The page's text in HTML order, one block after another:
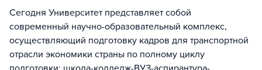
Сегодня Университет представляет собой
современный научно-образовательный комплекс,
осуществляющий подготовку кадров для транспортной
отрасли экономики страны по полному циклу